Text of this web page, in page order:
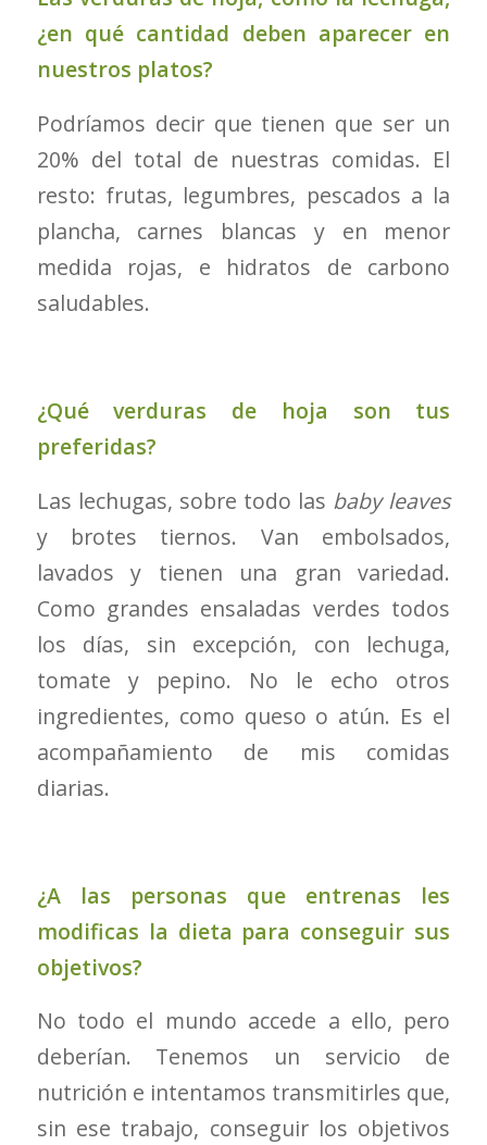
¿en qué cantidad deben aparecer en
nuestros platos?
Podríamos decir que tienen que ser un
20% del total de nuestras comidas. El
resto: frutas, legumbres, pescados a la
plancha, carnes blancas y en menor
medida rojas, e hidratos de carbono
saludables.
¿Qué verduras de hoja son tus
preferidas?
Las lechugas, sobre todo las baby leaves
y brotes tiernos. Van embolsados,
lavados y tienen una gran variedad.
Como grandes ensaladas verdes todos
los días, sin excepción, con lechuga,
tomate y pepino. No le echo otros
ingredientes, como queso o atún. Es el
acompañamiento de mis comidas
diarias.
¿A las personas que entrenas les
modificas la dieta para conseguir sus
objetivos?
No todo el mundo accede a ello, pero
deberían. Tenemos un servicio de
nutrición e intentamos transmitirles que,
sin ese trabajo, conseguir los objetivos